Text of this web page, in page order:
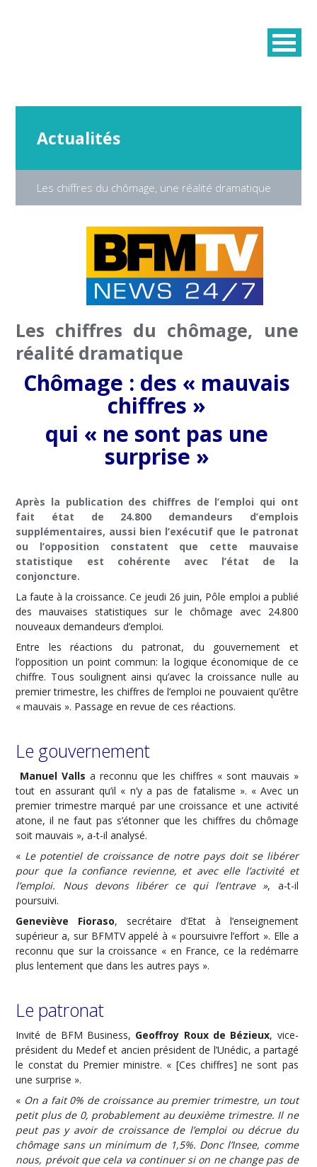
Actualités
Les chiffres du chômage, une réalité dramatique
Les chiffres du chômage, une
réalité dramatique
Chômage : des « mauvais
chiffres »
qui « ne sont pas une
surprise »
Après la publication des chiffres de l’emploi qui ont
fait état de 24.800 demandeurs d’emplois
supplémentaires, aussi bien l’exécutif que le patronat
ou l’opposition constatent que cette mauvaise
statistique est cohérente avec l’état de la
conjoncture.
La faute à la croissance. Ce jeudi 26 juin, Pôle emploi a publié
des mauvaises statistiques sur le chômage avec 24.800
nouveaux demandeurs d’emploi.
Entre les réactions du patronat, du gouvernement et
l’opposition un point commun: la logique économique de ce
chiffre. Tous soulignent ainsi qu’avec la croissance nulle au
premier trimestre, les chiffres de l’emploi ne pouvaient qu’être
« mauvais ». Passage en revue de ces réactions.
Le gouvernement
Manuel Valls a reconnu que les chiffres « sont mauvais »
tout en assurant qu’il « n’y a pas de fatalisme ». « Avec un
premier trimestre marqué par une croissance et une activité
atone, il ne faut pas s’étonner que les chiffres du chômage
soit mauvais », a-t-il analysé.
« Le potentiel de croissance de notre pays doit se libérer
pour que la confiance revienne, et avec elle l’activité et
l’emploi. Nous devons libérer ce qui l’entrave », a-t-il
poursuivi.
Geneviève Fioraso, secrétaire d’Etat à l’enseignement
supérieur a, sur BFMTV appelé à « poursuivre l’effort ». Elle a
reconnu que sur la croissance « en France, ce la redémarre
plus lentement que dans les autres pays ».
Le patronat
Invité de BFM Business, Geoffroy Roux de Bézieux, vice-
président du Medef et ancien président de l’Unédic, a partagé
le constat du Premier ministre. « [Ces chiffres] ne sont pas
une surprise ».
« On a fait 0% de croissance au premier trimestre, un tout
petit plus de 0, probablement au deuxième trimestre. Il ne
peut pas y avoir de croissance de l’emploi ou décrue du
chômage sans un minimum de 1,5%. Donc l’Insee, comme
nous, prévoit que cela va continuer si on ne change pas de